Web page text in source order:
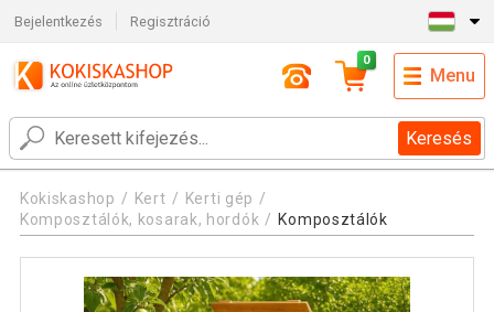
Bejelentkezés Regisztráció
Keresés
0
Menu
Kokiskashop Kert
Kerti gép
Komposztálók, kosarak, hordók
Komposztálók